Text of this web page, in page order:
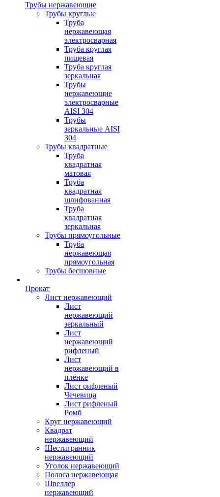
Трубы нержавеющие
Трубы круглые
Труба
нержавеющая
электросварная
Труба круглая
пищевая
Труба круглая
зеркальная
Трубы
нержавеющие
электросварные
AISI 304
Трубы
зеркальные AISI
304
Трубы квадратные
Труба
квадратная
матовая
Труба
квадратная
шлифованная
Труба
квадратная
зеркальная
Трубы прямоугольные
Труба
нержавеющая
прямоугольная
Трубы бесшовные
Прокат
Лист нержавеющий
Лист
нержавеющий
зеркальный
Лист
нержавеющий
рифленый
Лист
нержавеющий в
плёнке
Лист рифленый
Чечевица
Лист рифленый
Ромб
Круг нержавеющий
Квадрат
нержавеющий
Шестигранник
нержавеющий
Уголок нержавеющий
Полоса нержавеющая
Швеллер
нержавеющий